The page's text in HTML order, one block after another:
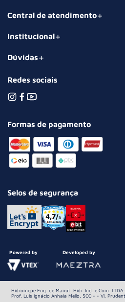
Central de atendimento
Institucional
Dúvidas
Redes sociais
Formas de pagamento
Selos de segurança
Powered by Developed by
Hidromepe Eng. de Manut. Hidr. Ind. e Com.
Prof. Luis Ignácio Anhaia Mello, 500 - - Vl.